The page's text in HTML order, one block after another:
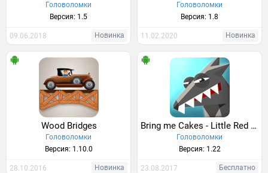
Головоломки
Версия: 1.5
09.06.2018 Новинка
Головоломки
Версия: 1.8
11.02.2020 Новинка
Wood Bridges
Головоломки
Версия: 1.10.0
28.10.2016 Новинка
Bring me Cakes - Little Red Riding Hood Puzzle
Головоломки
Версия: 1.22
23.08.2017 Бесплатно